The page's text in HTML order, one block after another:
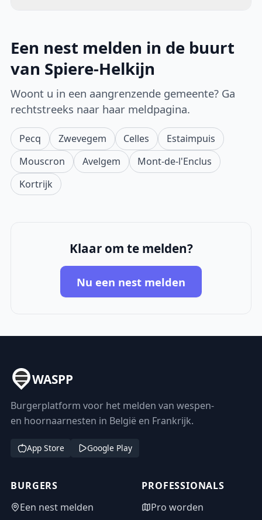
Een nest melden in de buurt
van Spiere-Helkijn
Woont u in een aangrenzende gemeente? Ga
rechtstreeks naar haar meldpagina.
Pecq Zwevegem Celles
Estaimpuis
Mouscron
Avelgem
Mont-de-l'Enclus
Kortrijk
Klaar om te melden?
Nu een nest melden
WASPP
Burgerplatform voor het melden van wespen-
en hoornaarnesten in België en Frankrijk.
App Store Google Play
BURGERS
Een nest melden
PROFESSIONALS
Pro worden